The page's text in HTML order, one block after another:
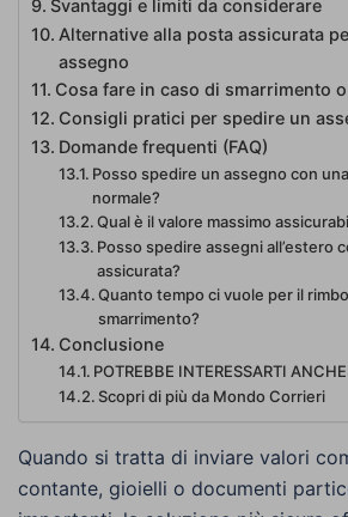
Svantaggi e limiti da considerare
Alternative alla posta assicurata
assegno
Cosa fare in caso di smarrimento
Consigli pratici per spedire un
Domande frequenti (FAQ)
Posso spedire un assegno con
normale?
Qual è il valore massimo
Posso spedire assegni all’estero
assicurata?
Quanto tempo ci vuole per il
smarrimento?
Conclusione
POTREBBE INTERESSARTI
Scopri di più da Mondo Corrieri
Quando si tratta di inviare valori
contante, gioielli o documenti